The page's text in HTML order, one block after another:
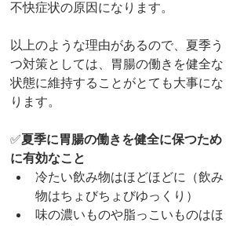
不快症状の原因になります。
以上のような理由があるので、夏季う
つ対策としては、胃腸の働きを健全な
状態に維持することがとても大事にな
ります。
✅夏季に胃腸の働きを健全に保つため
に有効なこと
冷たい飲み物はほどほどに（飲み
物はちょびちょびゆっくり）
味の濃いものや脂っこいものはほ